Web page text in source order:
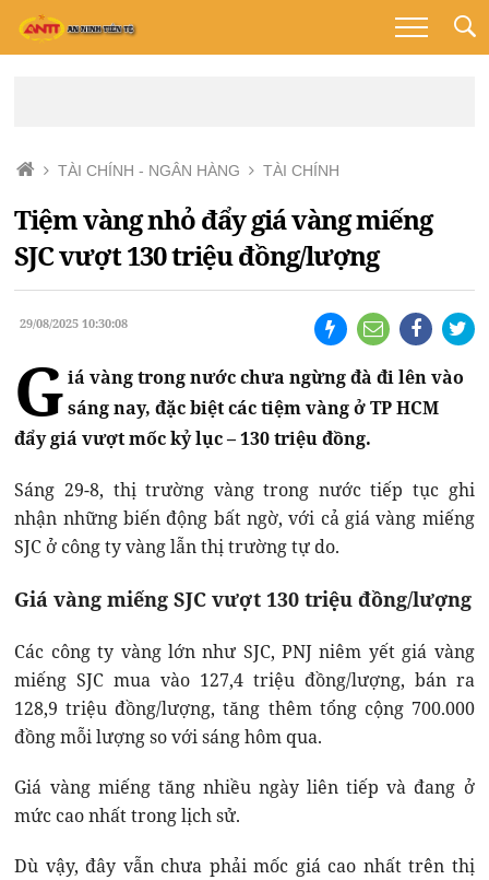
TÀI CHÍNH - NGÂN HÀNG TÀI CHÍNH
Tiệm vàng nhỏ đẩy giá vàng miếng
SJC vượt 130 triệu đồng/lượng
29/08/2025 10:30:08
G iá vàng trong nước chưa ngừng đà đi lên vào
sáng nay, đặc biệt các tiệm vàng ở TP HCM
đẩy giá vượt mốc kỷ lục – 130 triệu đồng.
Sáng 29-8, thị trường vàng trong nước tiếp tục ghi
nhận những biến động bất ngờ, với cả giá vàng miếng
SJC ở công ty vàng lẫn thị trường tự do.
Giá vàng miếng SJC vượt 130 triệu đồng/lượng
Các công ty vàng lớn như SJC, PNJ niêm yết giá vàng
miếng SJC mua vào 127,4 triệu đồng/lượng, bán ra
128,9 triệu đồng/lượng, tăng thêm tổng cộng 700.000
đồng mỗi lượng so với sáng hôm qua.
Giá vàng miếng tăng nhiều ngày liên tiếp và đang ở
mức cao nhất trong lịch sử.
Dù vậy, đây vẫn chưa phải mốc giá cao nhất trên thị